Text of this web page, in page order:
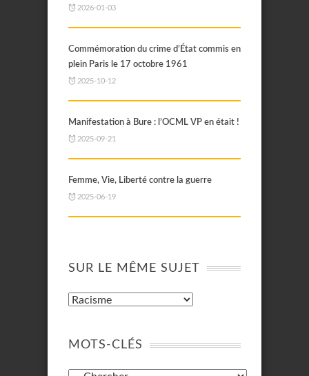
2026-01-03
Commémoration du crime d’État commis en
plein Paris le 17 octobre 1961
2025-10-12
Manifestation à Bure : l’OCML VP en était !
2025-09-21
Femme, Vie, Liberté contre la guerre
2025-06-19
SUR LE MÊME SUJET
MOTS-CLÉS